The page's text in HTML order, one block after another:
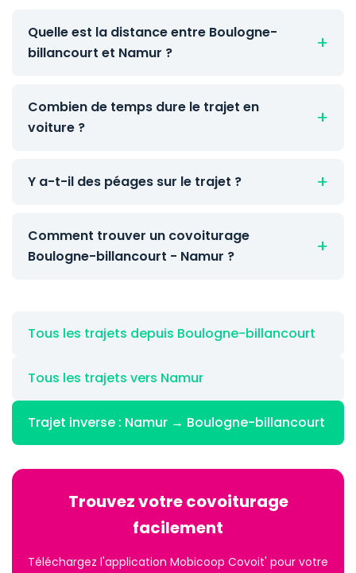
Quelle est la distance entre Boulogne-
billancourt et Namur ?
Combien de temps dure le trajet en
voiture ?
Y a-t-il des péages sur le trajet ?
Comment trouver un covoiturage
Boulogne-billancourt - Namur ?
Tous les trajets depuis Boulogne-billancourt
Tous les trajets vers Namur
Trajet inverse : Namur → Boulogne-billancourt
Trouvez votre covoiturage
facilement
Téléchargez l'application Mobicoop Covoit' pour votre